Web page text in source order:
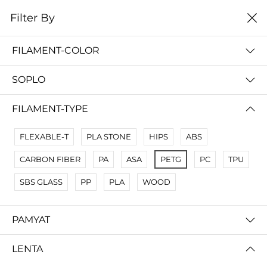
0
No Results
Not Found Filters1
Not Found Filters2
Filter By
FILAMENT-COLOR
SOPLO
FILAMENT-TYPE
FLEXABLE-T PLA STONE HIPS ABS
CARBON FIBER PA ASA PETG PC TPU
SBS GLASS PP PLA WOOD
PAMYAT
LENTA